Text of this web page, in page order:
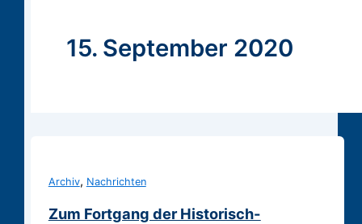
15. September 2020
Archiv, Nachrichten
Zum Fortgang der Historisch-